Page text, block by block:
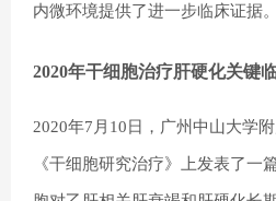
内微环境提供了进一步临床证据。
2020年干细胞治疗肝硬化关键
2020年7月10日，广州中山大学
《干细胞研究治疗》上发表了一